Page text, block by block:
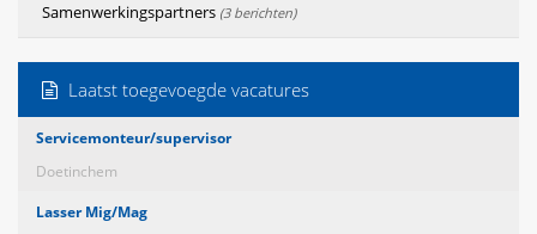
Samenwerkingspartners (3 berichten)
Laatst toegevoegde vacatures
Servicemonteur/supervisor
Doetinchem
Lasser Mig/Mag